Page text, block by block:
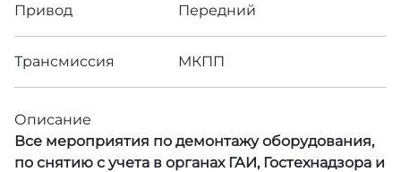
Привод Передний
Трансмиссия МКПП
Описание
Все мероприятия по демонтажу оборудования,
по снятию с учета в органах ГАИ, Гостехнадзора и